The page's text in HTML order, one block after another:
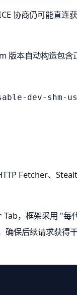
协商仍可能直连
版本自动构造包含
dev-shm-
Fetcher、
，框架采用 "每
保后续请求获得